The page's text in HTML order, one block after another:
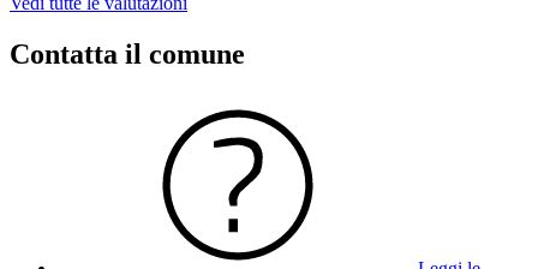
Contatta il comune